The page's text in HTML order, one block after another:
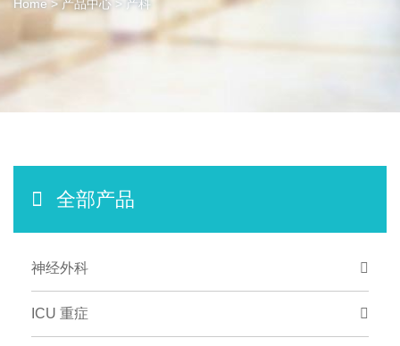
Home > 产品中心 > 产科
全部产品
神经外科
ICU 重症